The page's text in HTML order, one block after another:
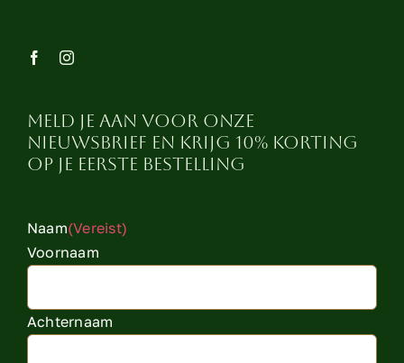
Meld je aan voor onze
nieuwsbrief en krijg 10% korting
op je eerste bestelling
Naam(Vereist)
Voornaam
Achternaam